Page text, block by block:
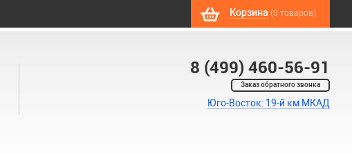
Корзина (0 товаров)
8 (499) 460-56-91
Заказ обратного звонка
Юго-Восток: 19-й км МКАД